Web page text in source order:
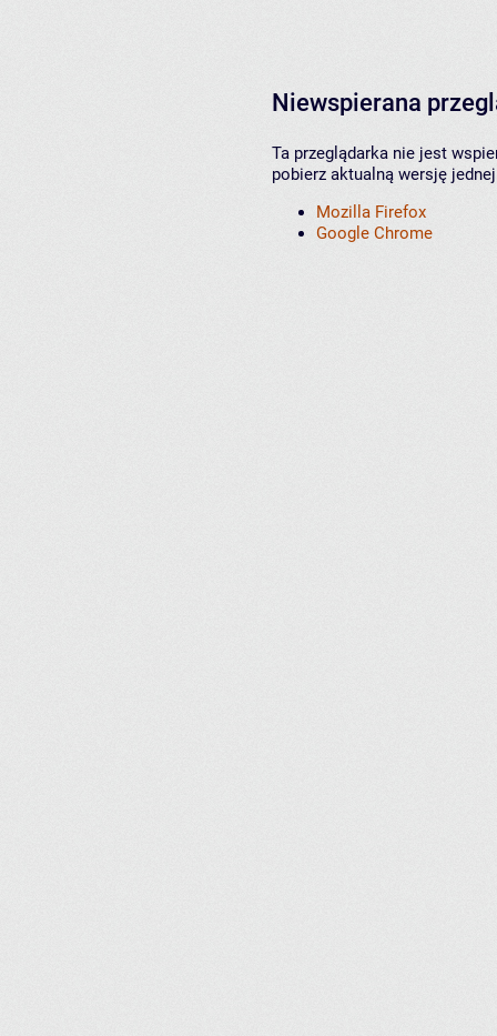
Niewspierana
Ta przeglądarka nie jest
pobierz aktualną wersję
Mozilla Firefox
Google Chrome